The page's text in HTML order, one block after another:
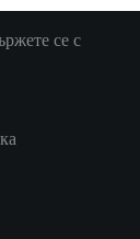
се с